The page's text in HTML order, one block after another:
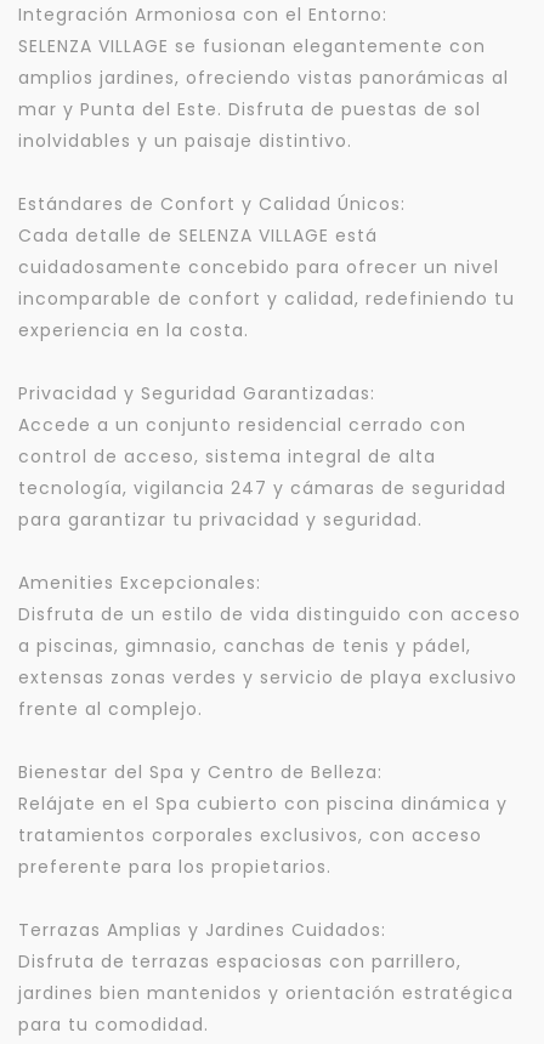
Integración Armoniosa con el Entorno:
SELENZA VILLAGE se fusionan elegantemente con
amplios jardines, ofreciendo vistas panorámicas al
mar y Punta del Este. Disfruta de puestas de sol
inolvidables y un paisaje distintivo.
Estándares de Confort y Calidad Únicos:
Cada detalle de SELENZA VILLAGE está
cuidadosamente concebido para ofrecer un nivel
incomparable de confort y calidad, redefiniendo tu
experiencia en la costa.
Privacidad y Seguridad Garantizadas:
Accede a un conjunto residencial cerrado con
control de acceso, sistema integral de alta
tecnología, vigilancia 247 y cámaras de seguridad
para garantizar tu privacidad y seguridad.
Amenities Excepcionales:
Disfruta de un estilo de vida distinguido con acceso
a piscinas, gimnasio, canchas de tenis y pádel,
extensas zonas verdes y servicio de playa exclusivo
frente al complejo.
Bienestar del Spa y Centro de Belleza:
Relájate en el Spa cubierto con piscina dinámica y
tratamientos corporales exclusivos, con acceso
preferente para los propietarios.
Terrazas Amplias y Jardines Cuidados:
Disfruta de terrazas espaciosas con parrillero,
jardines bien mantenidos y orientación estratégica
para tu comodidad.